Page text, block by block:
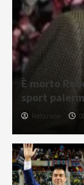
È morto
sport
Redazione